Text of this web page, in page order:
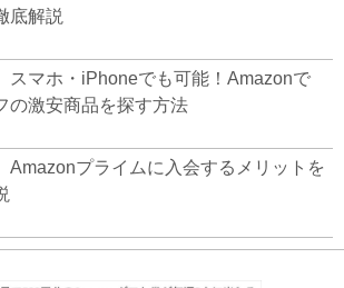
底解説
スマホ・iPhoneでも可能！Amazonで
の激安商品を探す方法
Amazonプライムに入会するメリットを